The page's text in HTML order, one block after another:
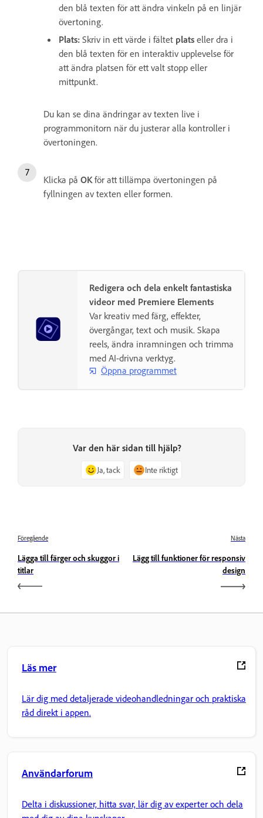
den blå texten för att ändra vinkeln på en linjär
övertoning.
Plats: Skriv in ett värde i fältet plats eller dra i
den blå texten för en interaktiv upplevelse för
att ändra platsen för ett valt stopp eller
mittpunkt.
Du kan se dina ändringar av texten live i
programmonitorn när du justerar alla kontroller i
övertoningen.
Klicka på OK för att tillämpa övertoningen på
fyllningen av texten eller formen.
Redigera och dela enkelt fantastiska
videor med Premiere Elements
Var kreativ med färg, effekter,
övergångar, text och musik. Skapa
reels, ändra inramningen och trimma
med AI-drivna verktyg.
Öppna programmet
Var den här sidan till hjälp?
Ja, tack Inte riktigt
Föregående
Lägga till färger och skuggor i
titlar
Nästa
Lägg till funktioner för responsiv
design
Läs mer
Lär dig med detaljerade videohandledningar och praktiska
råd direkt i appen.
Användarforum
Delta i diskussioner, hitta svar, lär dig av experter och dela